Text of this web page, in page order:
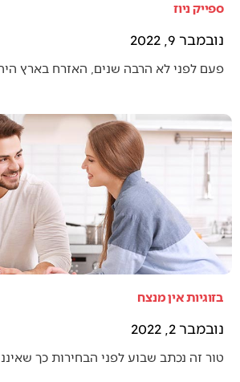
ספייק ניוז
נובמבר 9, 2022
פעם לפני לא הרבה שנים, האזרח בארץ
בזוגיות אין מנצח
נובמבר 2, 2022
טור זה נכתב שבוע לפני הבחירות כך